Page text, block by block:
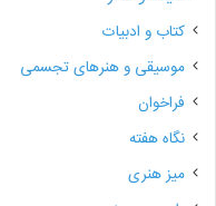
کتاب و ادبیات
موسیقی و هنرهای تجسمی
فراخوان
نگاه هفته
میز هنری